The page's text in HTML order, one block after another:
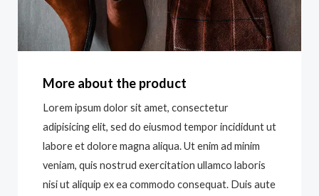
More about the product
Lorem ipsum dolor sit amet, consectetur
adipisicing elit, sed do eiusmod tempor incididunt ut
labore et dolore magna aliqua. Ut enim ad minim
veniam, quis nostrud exercitation ullamco laboris
nisi ut aliquip ex ea commodo consequat. Duis aute